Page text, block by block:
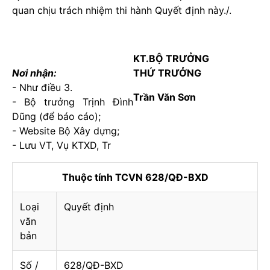
quan chịu trách nhiệm thi hành Quyết định này./.
Nơi nhận:
- Như điều 3.
- Bộ trưởng Trịnh Đình
Dũng (để báo cáo);
- Website Bộ Xây dựng;
- Lưu VT, Vụ KTXD, Tr
KT.BỘ TRƯỞNG
THỨ TRƯỞNG
Trần Văn Sơn
Thuộc tính TCVN 628/QĐ-BXD
Loại
văn
bản
Quyết định
Số / 628/QĐ-BXD